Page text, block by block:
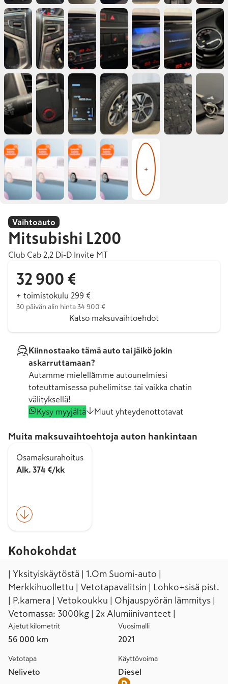
+
Vaihtoauto
Mitsubishi L200
Club Cab 2,2 Di-D Invite MT
32 900 €
+ toimistokulu 299 €
30 päivän alin hinta 34 900 €
Katso maksuvaihtoehdot
Kiinnostaako tämä auto tai jäikö jokin
askarruttamaan?
Autamme mielellämme autounelmiesi
toteuttamisessa puhelimitse tai vaikka chatin
välityksellä!
Kysy myyjältä
Muut yhteydenottotavat
Muita maksuvaihtoehtoja auton hankintaan
Osamaksurahoitus
Alk. 374 €/kk
Kohokohdat
| Yksityiskäytöstä | 1.Om Suomi-auto |
Merkkihuollettu | Vetotapavalitsin | Lohko+sisä pist.
| P.kamera | Vetokoukku | Ohjauspyörän lämmitys |
Vetomassa: 3000kg | 2x Alumiinivanteet |
Ajetut kilometrit
56 000 km
Vuosimalli
2021
Vetotapa
Neliveto
Käyttövoima
Diesel